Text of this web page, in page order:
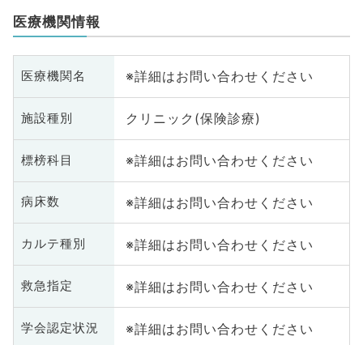
医療機関情報
医療機関名 ※詳細はお問い合わせください
施設種別 クリニック(保険診療)
標榜科目 ※詳細はお問い合わせください
病床数 ※詳細はお問い合わせください
カルテ種別 ※詳細はお問い合わせください
救急指定 ※詳細はお問い合わせください
学会認定状況 ※詳細はお問い合わせください